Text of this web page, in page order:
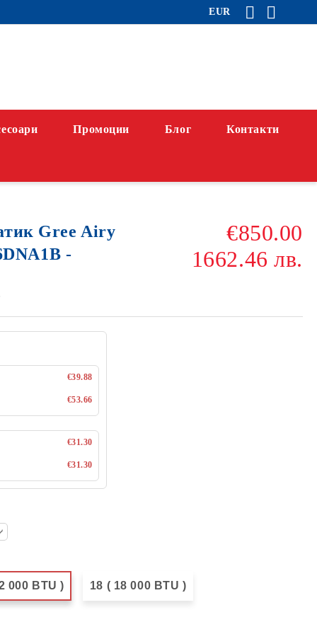
EUR
Промоции Блог Контакти
Gree Airy
-
€850.00
1662.46 лв.
€39.88
€53.66
€31.30
€31.30
000 BTU ) 18 ( 18 000 BTU )